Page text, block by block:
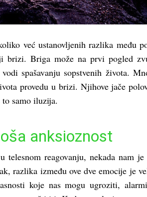
već ustanovljenih razlika među
brizi. Briga može na prvi pogled
spašavanju sopstvenih života.
provedu u brizi. Njihove jače
samo iluzija.
anksioznost
telesnom reagovanju, nekada nam
razlika između ove dve emocije je
koje nas mogu ugroziti,